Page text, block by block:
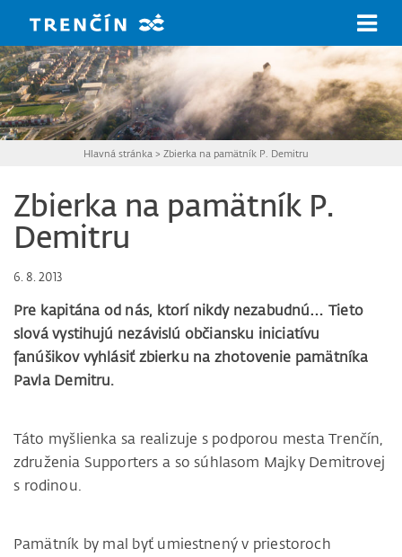
Hlavná stránka > Zbierka na pamätník P. Demitru
Zbierka na pamätník P.
Demitru
6. 8. 2013
Pre kapitána od nás, ktorí nikdy nezabudnú… Tieto
slová vystihujú nezávislú občiansku iniciatívu
fanúšikov vyhlásiť zbierku na zhotovenie pamätníka
Pavla Demitru.
Táto myšlienka sa realizuje s podporou mesta Trenčín,
združenia Supporters a so súhlasom Majky Demitrovej
s rodinou.
Pamätník by mal byť umiestnený v priestoroch